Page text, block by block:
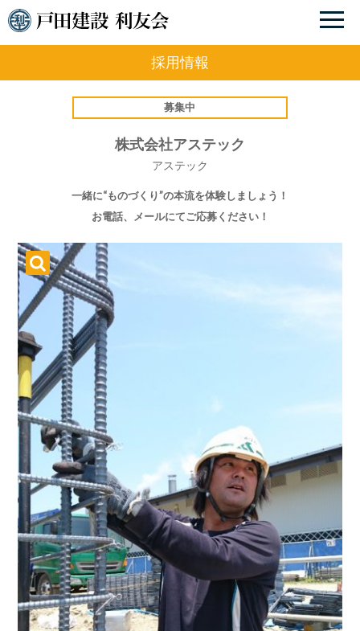
採用情報
募集中
株式会社アステック
アステック
一緒に“ものづくり”の本流を体験しましょう！
お電話、メールにてご応募ください！